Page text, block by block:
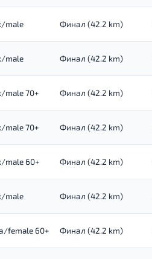
male Финал (42.2 km)
male Финал (42.2 km)
70+ Финал (42.2 km)
70+ Финал (42.2 km)
60+ Финал (42.2 km)
male Финал (42.2 km)
female 60+ Финал (42.2 km)